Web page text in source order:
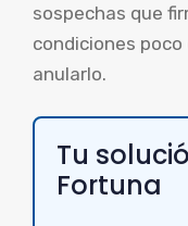
sospechas que
condiciones
anularlo.
Tu
Fortuna